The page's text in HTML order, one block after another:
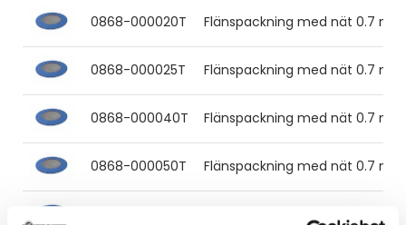
0868-000020T Flänspackning med nät 0.7 mm
0868-000025T Flänspackning med nät 0.7 mm
0868-000040T Flänspackning med nät 0.7 mm
0868-000050T Flänspackning med nät 0.7 mm